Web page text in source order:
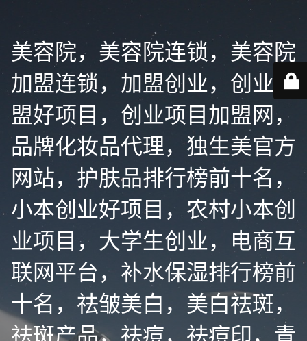
美容院，美容院连锁，美容院
加盟连锁，加盟创业，创业加
盟好项目，创业项目加盟网，
品牌化妆品代理，独生美官方
网站，护肤品排行榜前十名，
小本创业好项目，农村小本创
业项目，大学生创业，电商互
联网平台，补水保湿排行榜前
十名，祛皱美白，美白祛斑，
祛斑产品，祛痘，祛痘印，青